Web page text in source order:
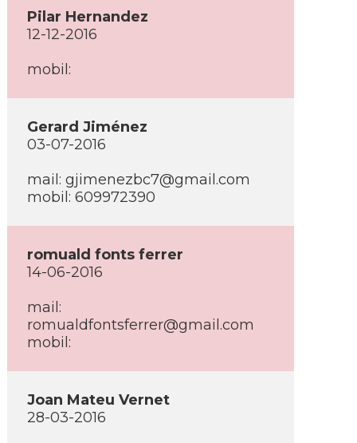
Pilar Hernandez
12-12-2016
mobil:
Gerard Jiménez
03-07-2016
mail: gjimenezbc7@gmail.com
mobil: 609972390
romuald fonts ferrer
14-06-2016
mail:
romualdfontsferrer@gmail.com
mobil:
Joan Mateu Vernet
28-03-2016